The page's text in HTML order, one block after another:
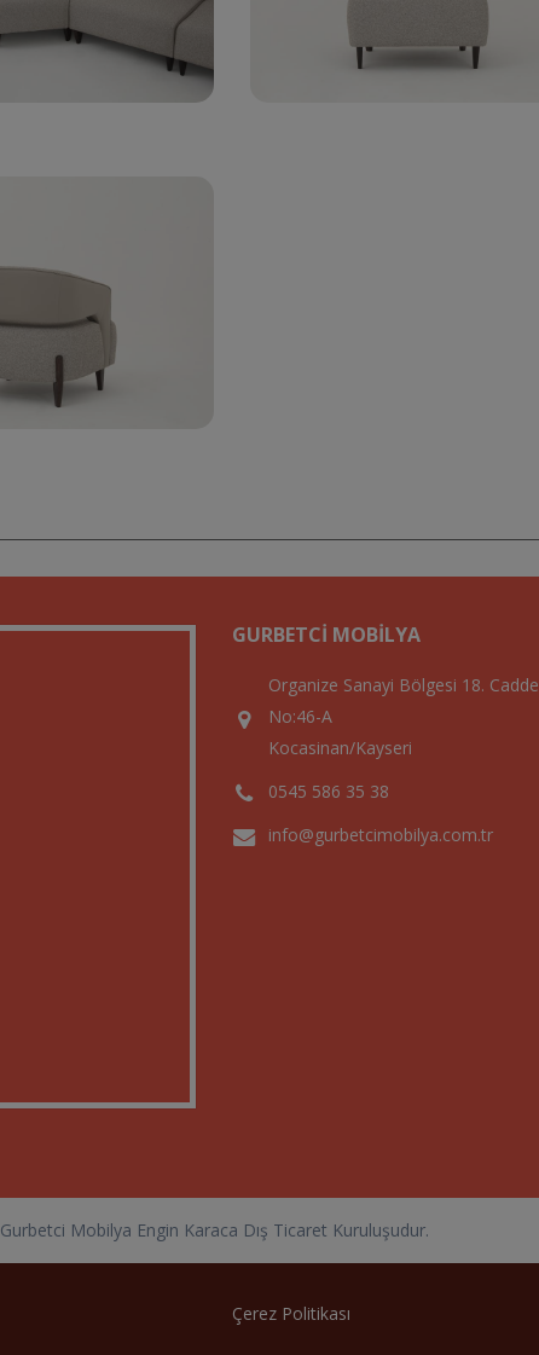
GURBETCI MOBILYA
Organize Sanayi Bölgesi 18. Cadde
No:46-A
Kocasinan/Kayseri
0545 586 35 38
info@gurbetcimobilya.com.tr
Gurbetci Mobilya Engin Karaca Dış Ticaret Kuruluşudur.
Çerez Politikası